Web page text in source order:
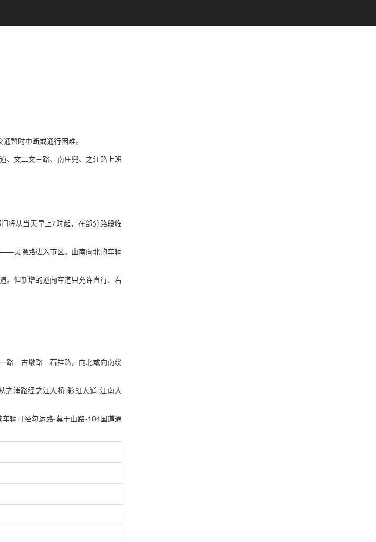
暂时中断或通行困难。
、文二文三路、南庄兜、之江路上班
将从当天早上7时起，在部分路段临
灵隐路进入市区。由南向北的车辆
。但新增的逆向车道只允许直行、右
路—古墩路—石祥路，向北或向南绕
之浦路经之江大桥-彩虹大道-江南大
辆可经勾运路-莫干山路-104国道通